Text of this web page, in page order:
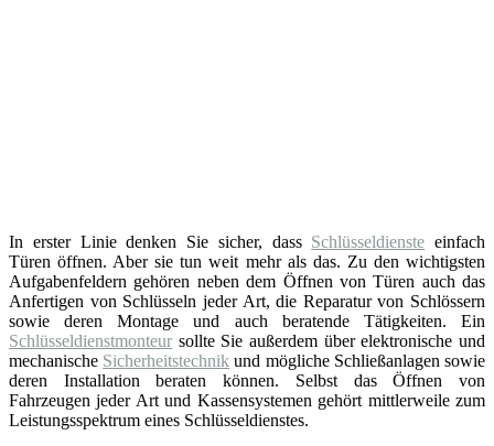
In erster Linie denken Sie sicher, dass Schlüsseldienste einfach
Türen öffnen. Aber sie tun weit mehr als das. Zu den wichtigsten
Aufgabenfeldern gehören neben dem Öffnen von Türen auch das
Anfertigen von Schlüsseln jeder Art, die Reparatur von Schlössern
sowie deren Montage und auch beratende Tätigkeiten. Ein
Schlüsseldienstmonteur sollte Sie außerdem über elektronische und
mechanische Sicherheitstechnik und mögliche Schließanlagen sowie
deren Installation beraten können. Selbst das Öffnen von
Fahrzeugen jeder Art und Kassensystemen gehört mittlerweile zum
Leistungsspektrum eines Schlüsseldienstes.